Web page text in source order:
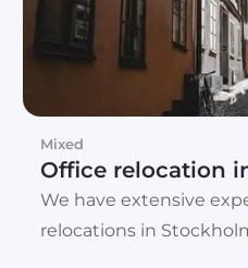
Mixed
Office relocation
We have extensive
relocations in